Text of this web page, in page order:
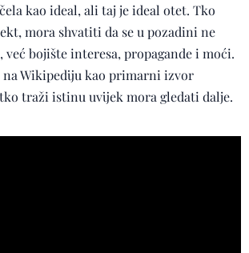
kao ideal, ali taj je ideal otet. Tko
mora shvatiti da se u pozadini ne
bojište interesa, propagande i moći.
Wikipediju kao primarni izvor
traži istinu uvijek mora gledati dalje.